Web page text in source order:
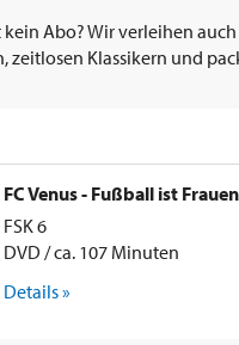
Abo? Wir verleihen
zeitlosen Klassikern und
FC Venus - Fußball ist
FSK 6
DVD / ca. 107 Minuten
Details »